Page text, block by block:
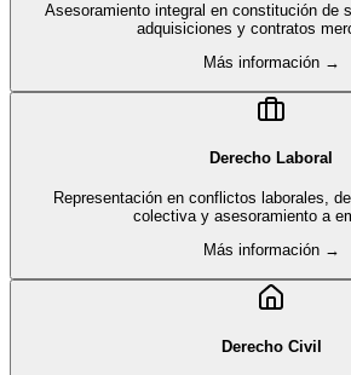
Asesoramiento integral en constitución de
adquisiciones y contratos
Más información →
Derecho Laboral
Representación en conflictos laborales,
colectiva y asesoramiento a
Más información →
Derecho Civil